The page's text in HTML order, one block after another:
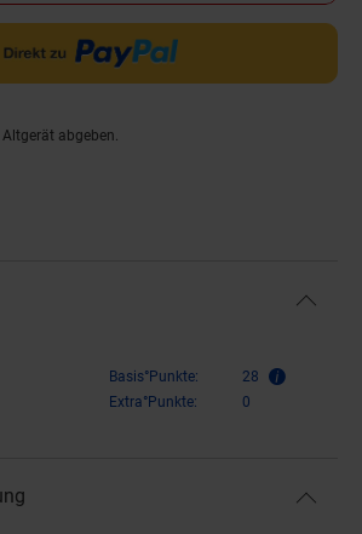
abgeben.
Basis°Punkte:
28
Extra°Punkte:
0